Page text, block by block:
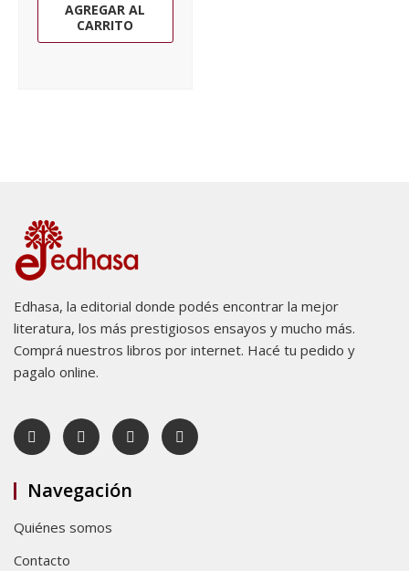
AGREGAR AL
CARRITO
Edhasa, la editorial donde podés encontrar la mejor
literatura, los más prestigiosos ensayos y mucho más.
Comprá nuestros libros por internet. Hacé tu pedido y
pagalo online.
Navegación
Quiénes somos
Contacto